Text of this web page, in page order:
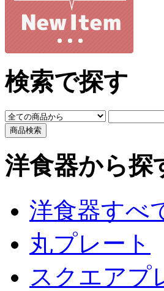
検索で探す
洋食器から探
洋食器すべ
丸プレート
スクエアプ